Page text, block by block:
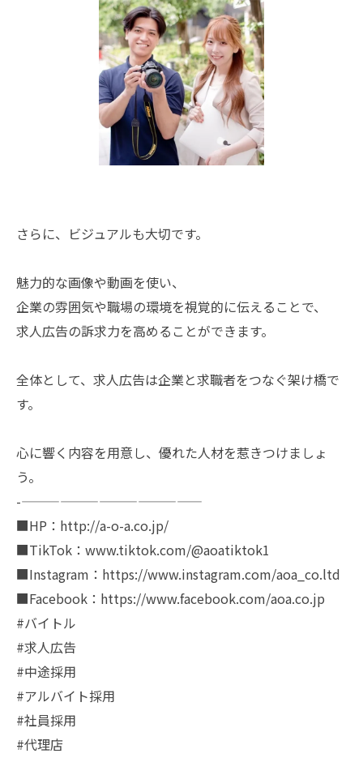
さらに、ビジュアルも大切です。
魅力的な画像や動画を使い、
企業の雰囲気や職場の環境を視覚的に伝えることで、
求人広告の訴求力を高めることができます。
全体として、求人広告は企業と求職者をつなぐ架け橋で
す。
心に響く内容を用意し、優れた人材を惹きつけましょ
う。
-——————————————
■HP：http://a-o-a.co.jp/
■TikTok：www.tiktok.com/@aoatiktok1
■Instagram：https://www.instagram.com/aoa_co.ltd
■Facebook：https://www.facebook.com/aoa.co.jp
#バイトル
#求人広告
#中途採用
#アルバイト採用
#社員採用
#代理店